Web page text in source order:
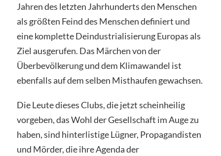
Jahren des letzten Jahrhunderts den Menschen
als größten Feind des Menschen definiert und
eine komplette Deindustrialisierung Europas als
Ziel ausgerufen. Das Märchen von der
Überbevölkerung und dem Klimawandel ist
ebenfalls auf dem selben Misthaufen gewachsen.
Die Leute dieses Clubs, die jetzt scheinheilig
vorgeben, das Wohl der Gesellschaft im Auge zu
haben, sind hinterlistige Lügner, Propagandisten
und Mörder, die ihre Agenda der